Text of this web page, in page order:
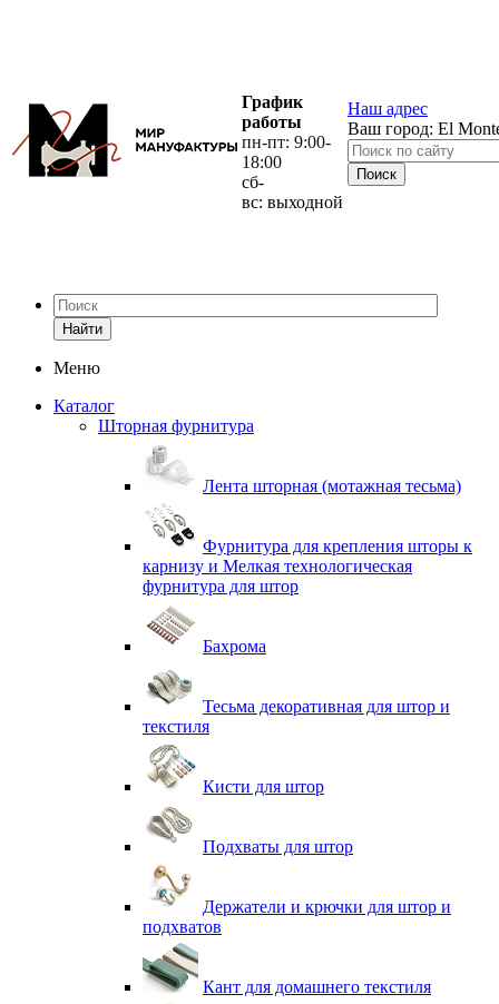
График
работы
пн-пт: 9:00-
18:00
сб-
вс: выходной
Наш адрес
Ваш город: El
Найти
Меню
Каталог
Шторная фурнитура
Лента шторная (мотажная тесьма)
Фурнитура для крепления шторы к
карнизу и Мелкая технологическая
фурнитура для штор
Бахрома
Тесьма декоративная для штор и
текстиля
Кисти для штор
Подхваты для штор
Держатели и крючки для штор и
подхватов
Кант для домашнего текстиля